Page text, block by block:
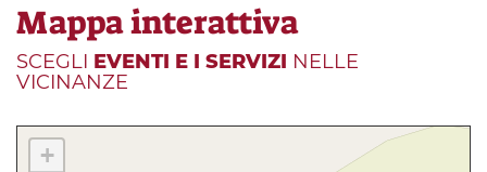
Mappa interattiva
SCEGLI EVENTI E I SERVIZI NELLE
VICINANZE
+